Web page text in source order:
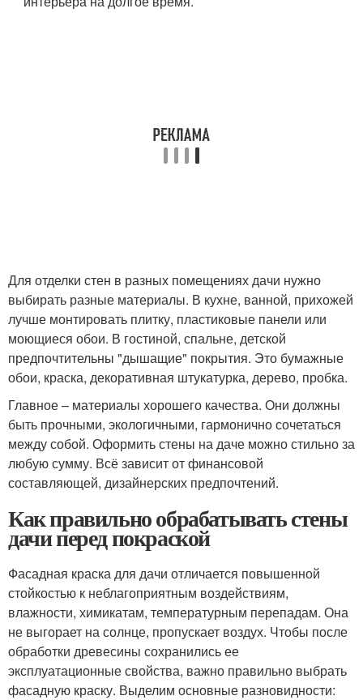
Для отделки стен в разных помещениях дачи нужно
выбирать разные материалы. В кухне, ванной, прихожей
лучше монтировать плитку, пластиковые панели или
моющиеся обои. В гостиной, спальне, детской
предпочтительны "дышащие" покрытия. Это бумажные
обои, краска, декоративная штукатурка, дерево, пробка.
Главное – материалы хорошего качества. Они должны
быть прочными, экологичными, гармонично сочетаться
между собой. Оформить стены на даче можно стильно за
любую сумму. Всё зависит от финансовой
составляющей, дизайнерских предпочтений.
Как правильно обрабатывать стены
дачи перед покраской
Фасадная краска для дачи отличается повышенной
стойкостью к неблагоприятным воздействиям,
влажности, химикатам, температурным перепадам. Она
не выгорает на солнце, пропускает воздух. Чтобы после
обработки древесины сохранились ее
эксплуатационные свойства, важно правильно выбрать
фасадную краску. Выделим основные разновидности: